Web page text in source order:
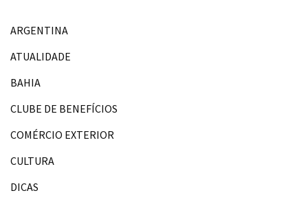
ARGENTINA
ATUALIDADE
BAHIA
CLUBE DE BENEFÍCIOS
COMÉRCIO EXTERIOR
CULTURA
DICAS